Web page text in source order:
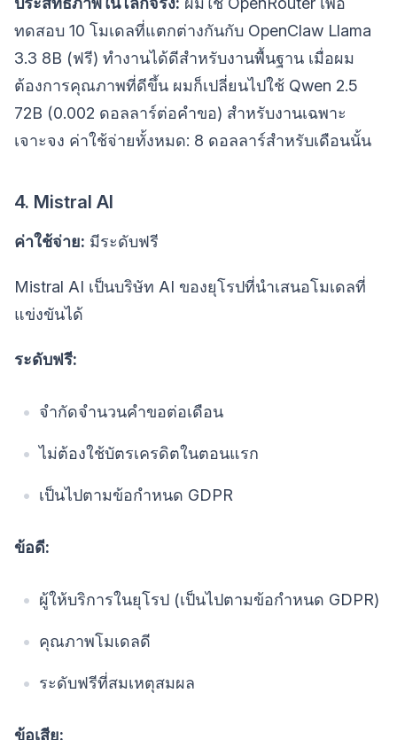
ทดสอบ 10 โมเดลที่แตกต่างกันกับ OpenClaw Llama
3.3 8B (ฟรี) ทำงานได้ดีสำหรับงานพื้นฐาน เมื่อผม
ต้องการคุณภาพที่ดีขึ้น ผมก็เปลี่ยนไปใช้ Qwen 2.5
72B (0.002 ดอลลาร์ต่อคำขอ) สำหรับงานเฉพาะ
เจาะจง ค่าใช้จ่ายทั้งหมด: 8 ดอลลาร์สำหรับเดือนนั้น
4. Mistral AI
ค่าใช้จ่าย: มีระดับฟรี
Mistral AI เป็นบริษัท AI ของยุโรปที่นำเสนอโมเดลที่
แข่งขันได้
ระดับฟรี:
จำกัดจำนวนคำขอต่อเดือน
ไม่ต้องใช้บัตรเครดิตในตอนแรก
เป็นไปตามข้อกำหนด GDPR
ข้อดี:
ผู้ให้บริการในยุโรป (เป็นไปตามข้อกำหนด GDPR)
คุณภาพโมเดลดี
ระดับฟรีที่สมเหตุสมผล
ข้อเสีย: